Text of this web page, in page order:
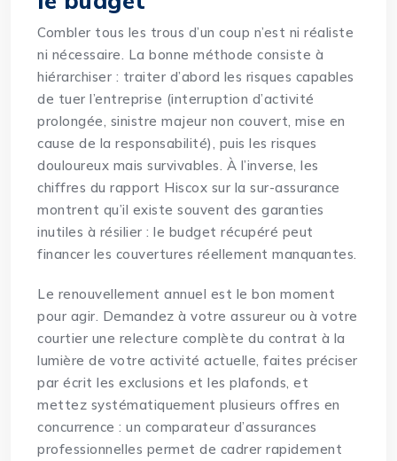
Combler tous les trous d’un coup n’est ni réaliste
ni nécessaire. La bonne méthode consiste à
hiérarchiser : traiter d’abord les risques capables
de tuer l’entreprise (interruption d’activité
prolongée, sinistre majeur non couvert, mise en
cause de la responsabilité), puis les risques
douloureux mais survivables. À l’inverse, les
chiffres du rapport Hiscox sur la sur-assurance
montrent qu’il existe souvent des garanties
inutiles à résilier : le budget récupéré peut
financer les couvertures réellement manquantes.
Le renouvellement annuel est le bon moment
pour agir. Demandez à votre assureur ou à votre
courtier une relecture complète du contrat à la
lumière de votre activité actuelle, faites préciser
par écrit les exclusions et les plafonds, et
mettez systématiquement plusieurs offres en
concurrence : un comparateur d’assurances
professionnelles permet de cadrer rapidement